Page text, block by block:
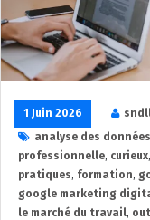
1 Juin 2026
analyse des données
professionnelle, curieux,
pratiques, formation,
google marketing
le marché du travail,